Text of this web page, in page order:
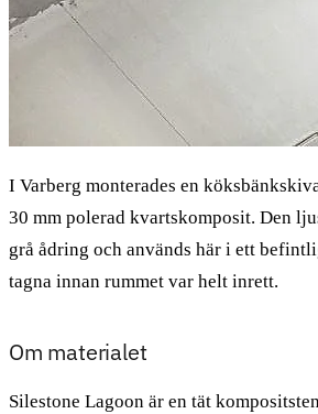
I Varberg monterades en
30 mm polerad kvartskomposit. Den
grå ådring och används här i ett
tagna innan rummet var helt inrett.
Om materialet
Silestone Lagoon är en tät